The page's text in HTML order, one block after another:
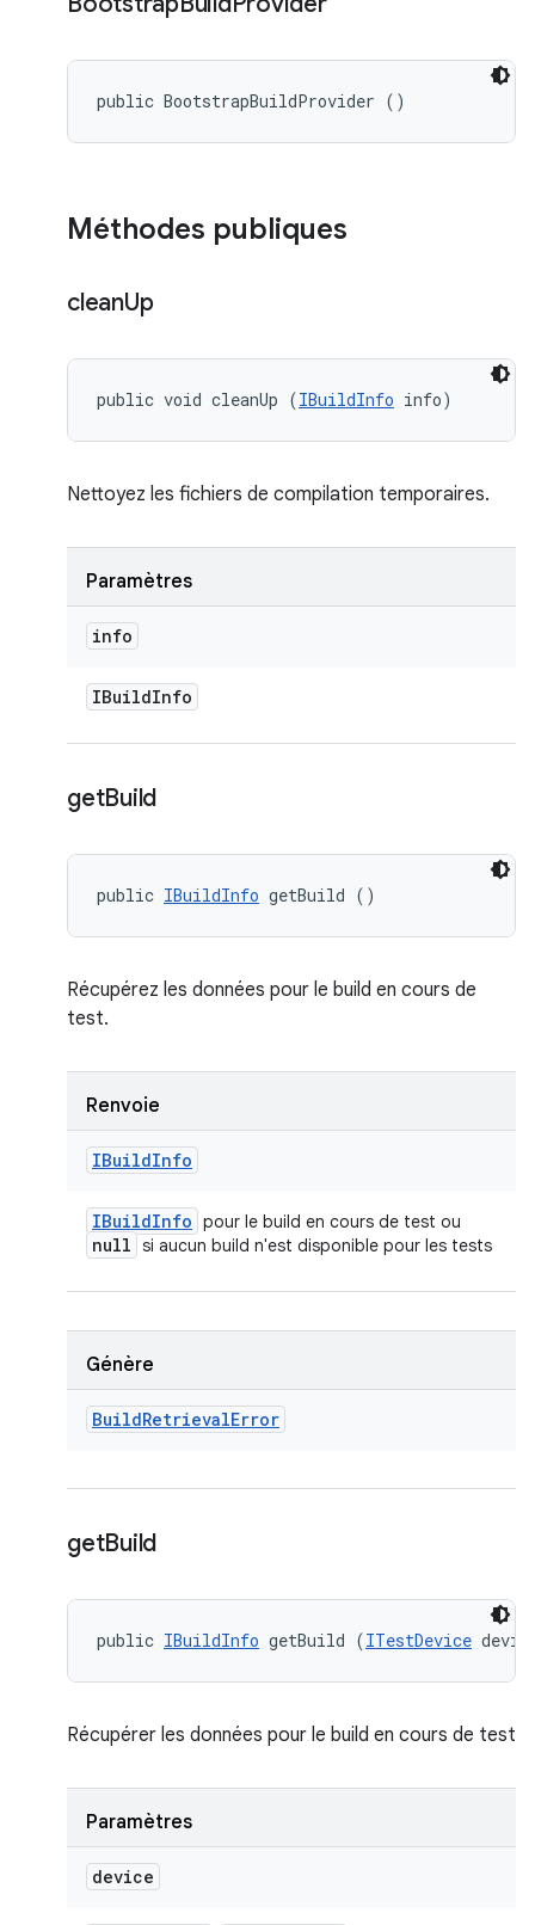
public BootstrapBuildProvider ()
Méthodes publiques
cleanUp
public void cleanUp (IBuildInfo info)
Nettoyez les fichiers de compilation temporaires.
Paramètres
info
IBuildInfo
getBuild
public IBuildInfo getBuild ()
Récupérez les données pour le build en cours de
test.
Renvoie
IBuildInfo
IBuildInfo pour le build en cours de test ou
null si aucun build n'est disponible pour les tests
Génère
BuildRetrievalError
getBuild
public IBuildInfo getBuild (ITestDevice
Récupérer les données pour le build en cours de test
Paramètres
device